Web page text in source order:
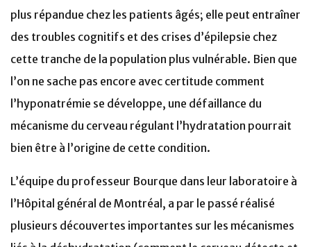
plus répandue chez les patients âgés; elle peut entraîner
des troubles cognitifs et des crises d’épilepsie chez
cette tranche de la population plus vulnérable. Bien que
l’on ne sache pas encore avec certitude comment
l’hyponatrémie se développe, une défaillance du
mécanisme du cerveau régulant l’hydratation pourrait
bien être à l’origine de cette condition.
L’équipe du professeur Bourque dans leur laboratoire à
l’Hôpital général de Montréal, a par le passé réalisé
plusieurs découvertes importantes sur les mécanismes